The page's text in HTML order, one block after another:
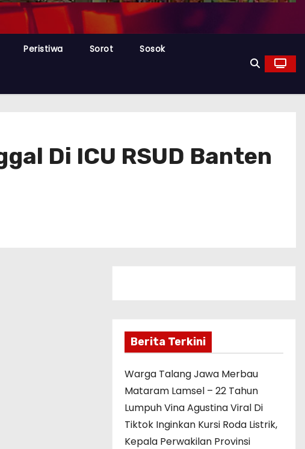
Peristiwa Sorot Sosok
Di ICU RSUD Banten
Berita Terkini
Warga Talang Jawa Merbau
Mataram Lamsel – 22 Tahun
Lumpuh Vina Agustina Viral Di
Tiktok Inginkan Kursi Roda Listrik,
Kepala Perwakilan Provinsi